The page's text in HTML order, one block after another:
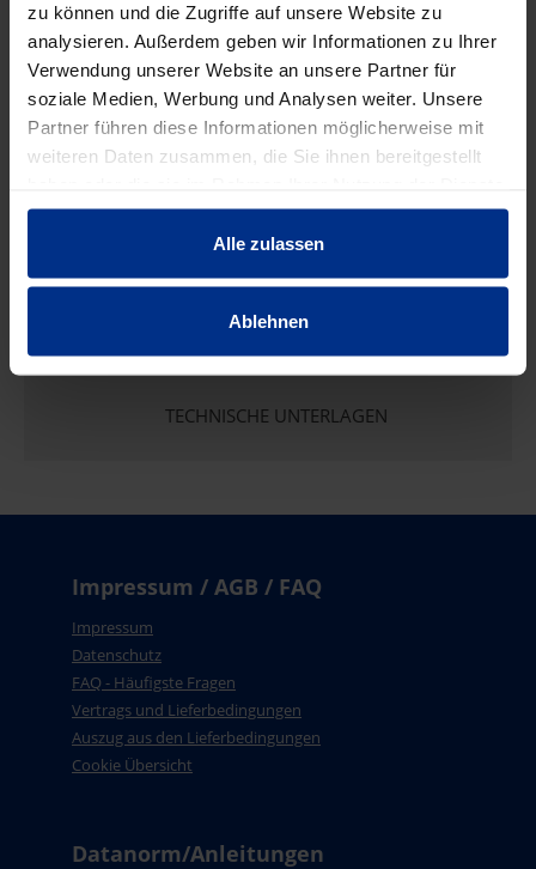
zu können und die Zugriffe auf unsere Website zu
analysieren. Außerdem geben wir Informationen zu Ihrer
Verwendung unserer Website an unsere Partner für
soziale Medien, Werbung und Analysen weiter. Unsere
Partner führen diese Informationen möglicherweise mit
weiteren Daten zusammen, die Sie ihnen bereitgestellt
gesammelt haben.
Alle zulassen
Ablehnen
MINUS PLUS
Stück
Min.: 1 Stück
740,00 € AAT
EIGENSCHAFTEN
TECHNISCHE UNTERLAGEN
Impressum / AGB / FAQ
Impressum
Datenschutz
FAQ - Häufigste Fragen
Vertrags und Lieferbedingungen
Auszug aus den Lieferbedingungen
Cookie Übersicht
Datanorm/Anleitungen